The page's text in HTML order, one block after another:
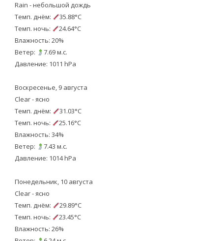
Rain - небольшой дождь
Темп. днём:
35.88°C
Темп. ночь:
24.64°C
Влажность: 20%
Ветер:
7.69 м.с.
Давление: 1011 hPa
Воскресенье, 9 августа
Clear - ясно
Темп. днём:
31.03°C
Темп. ночь:
25.16°C
Влажность: 34%
Ветер:
7.43 м.с.
Давление: 1014 hPa
Понедельник, 10 августа
Clear - ясно
Темп. днём:
29.89°C
Темп. ночь:
23.45°C
Влажность: 26%